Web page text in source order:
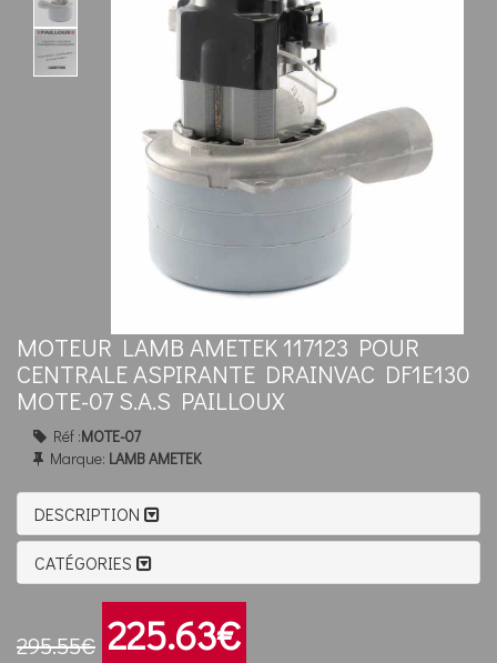
MOTEUR LAMB AMETEK 117123 POUR
CENTRALE ASPIRANTE DRAINVAC DF1E130
MOTE-07 S.A.S PAILLOUX
Réf :MOTE-07
Marque: LAMB AMETEK
DESCRIPTION
CATÉGORIES
295.55€ 225.63€